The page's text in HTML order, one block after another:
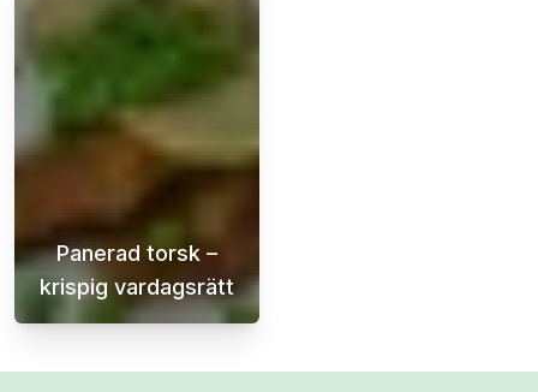
Panerad torsk –
krispig vardagsrätt
Krispig panerad torsk med dillsås och